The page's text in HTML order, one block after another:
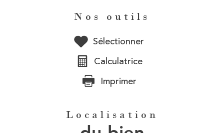
Nos outils
Sélectionner
Calculatrice
Imprimer
Localisation